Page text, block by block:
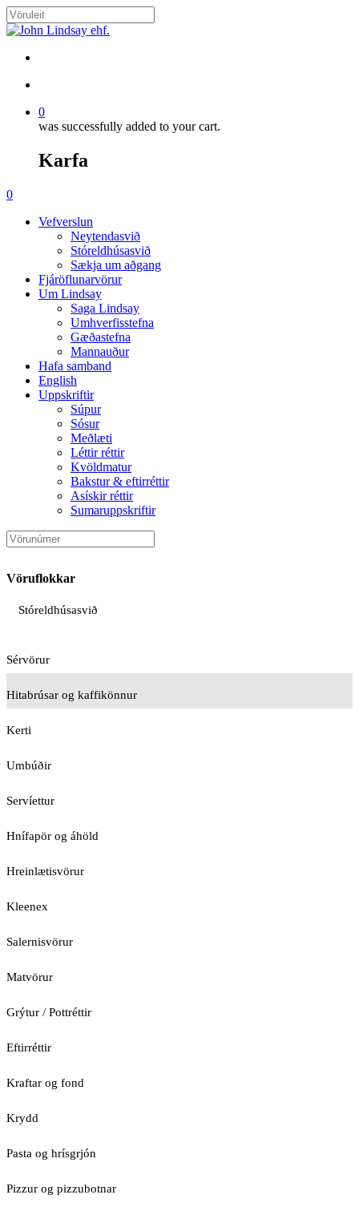
Skip
to
content
Close
0
was successfully added to your cart.
Karfa
Menu
search
account
0
Vefverslun
Neytendasvið
Stóreldhúsasvið
Sækja um aðgang
Fjáröflunarvörur
Um Lindsay
Saga Lindsay
Umhverfisstefna
Gæðastefna
Mannauður
Hafa samband
English
Uppskriftir
Súpur
Sósur
Meðlæti
Léttir réttir
Kvöldmatur
Bakstur & eftirréttir
Asískir réttir
Sumaruppskriftir
Vöruflokkar
Stóreldhúsasvið
Sérvörur
Hitabrúsar og kaffikönnur
Kerti
Umbúðir
Servíettur
Hnífapör og áhöld
Hreinlætisvörur
Kleenex
Salernisvörur
Matvörur
Grýtur / Pottréttir
Eftirréttir
Kraftar og fond
Krydd
Pasta og hrísgrjón
Pizzur og pizzubotnar